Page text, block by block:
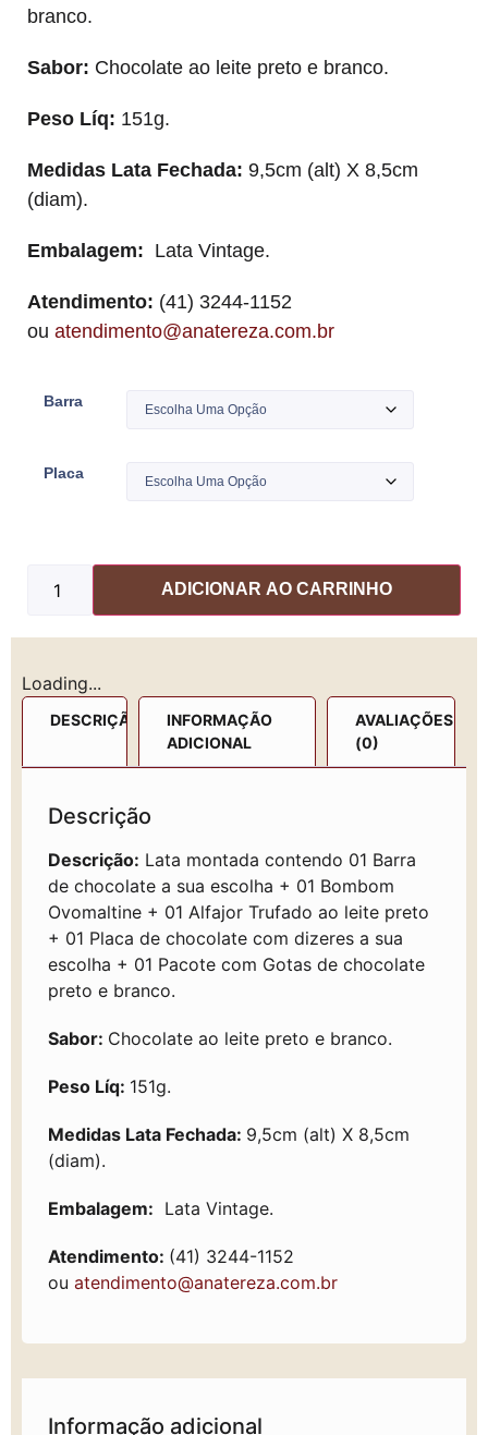
branco.
Sabor: Chocolate ao leite preto e branco.
Peso Líq: 151g.
Medidas Lata Fechada: 9,5cm (alt) X 8,5cm
(diam).
Embalagem: Lata Vintage.
Atendimento: (41) 3244-1152
ou atendimento@anatereza.com.br
Barra
Placa
ADICIONAR AO CARRINHO
Loading...
DESCRIÇÃO
INFORMAÇÃO
ADICIONAL
AVALIAÇÕES
(0)
Descrição
Descrição: Lata montada contendo 01 Barra
de chocolate a sua escolha + 01 Bombom
Ovomaltine + 01 Alfajor Trufado ao leite preto
+ 01 Placa de chocolate com dizeres a sua
escolha + 01 Pacote com Gotas de chocolate
preto e branco.
Sabor: Chocolate ao leite preto e branco.
Peso Líq: 151g.
Medidas Lata Fechada: 9,5cm (alt) X 8,5cm
(diam).
Embalagem: Lata Vintage.
Atendimento: (41) 3244-1152
ou atendimento@anatereza.com.br
Informação adicional